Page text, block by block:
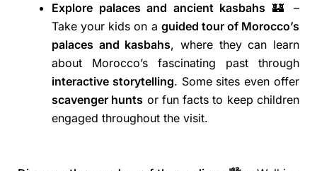
Explore palaces and ancient kasbahs 🏰 –
Take your kids on a guided tour of Morocco’s
palaces and kasbahs, where they can learn
about Morocco’s fascinating past through
interactive storytelling. Some sites even offer
scavenger hunts or fun facts to keep children
engaged throughout the visit.